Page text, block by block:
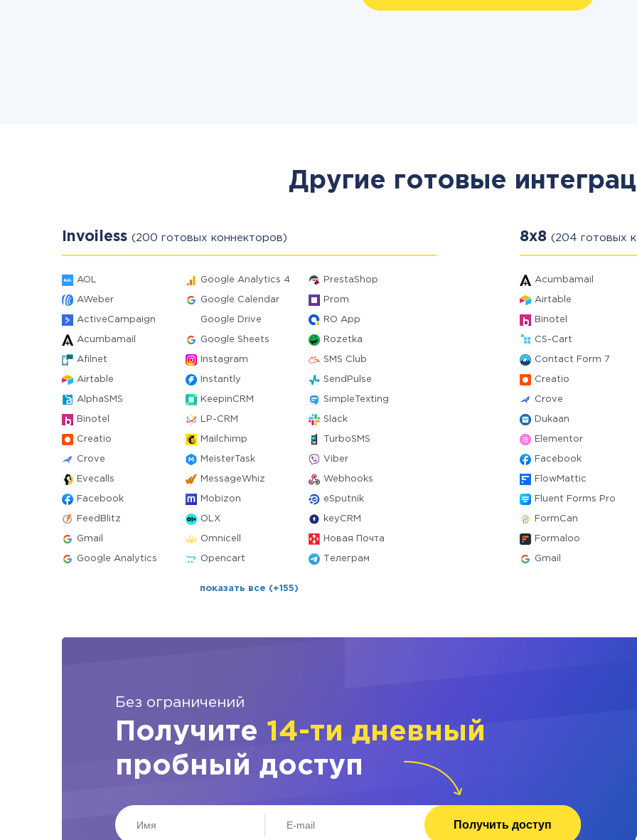
Другие готовые
Invoiless (200 готовых коннекторов)
AOL Google Analytics 4 PrestaShop
AWeber Google Calendar Prom
ActiveCampaign Google Drive RO App
Acumbamail Google Sheets Rozetka
Afilnet Instagram SMS Club
Airtable Instantly SendPulse
AlphaSMS KeepinCRM SimpleTexting
Binotel LP-CRM Slack
Creatio Mailchimp TurboSMS
Crove MeisterTask Viber
Evecalls MessageWhiz Webhooks
Facebook Mobizon eSputnik
FeedBlitz OLX keyCRM
Gmail Omnicell Новая Почта
Google Analytics Opencart Телеграм
показать все (+155)
8x8 (204 готовых
Acumbamail
Airtable
Binotel
CS-Cart
Contact Form 7
Creatio
Crove
Dukaan
Elementor
Facebook
FlowMattic
Fluent Forms Pro
FormCan
Formaloo
Gmail
Без ограничений
Получите 14-ти дневный
пробный доступ
Получить доступ